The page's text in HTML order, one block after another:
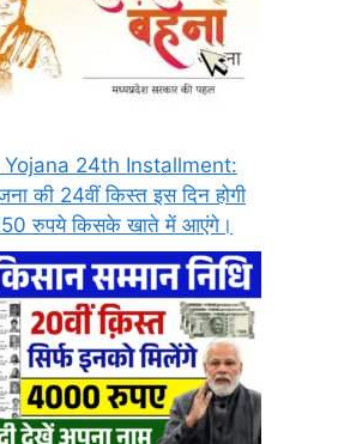
24th Installment:
की 24वीं किस्त इस दिन होगी
रुपये किसके खाते में आएंगे।